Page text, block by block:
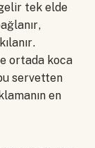
tek elde
ortada koca
servetten
en